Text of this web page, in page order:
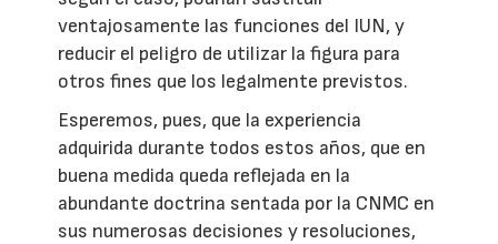
ventajosamente las funciones del IUN, y
reducir el peligro de utilizar la figura para
otros fines que los legalmente previstos.
Esperemos, pues, que la experiencia
adquirida durante todos estos años, que en
buena medida queda reflejada en la
abundante doctrina sentada por la CNMC en
sus numerosas decisiones y resoluciones,